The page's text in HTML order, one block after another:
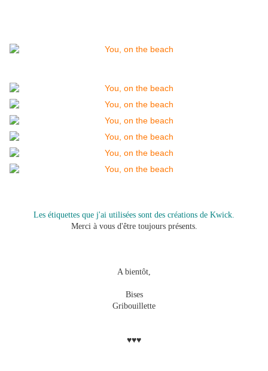
Les étiquettes que j'ai utilisées sont des créations de Kwick.
Merci à vous d'être toujours présents.
A bientôt,
Bises
Gribouillette
♥♥♥